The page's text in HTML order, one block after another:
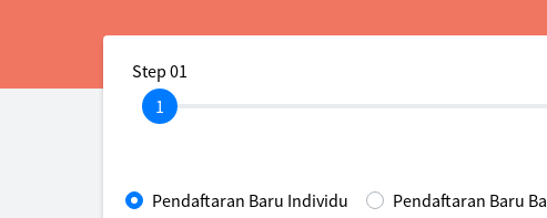
Step 01
Pendaftaran Baru Individu Pendaftaran Baru